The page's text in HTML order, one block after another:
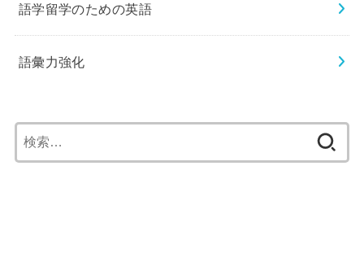
語学留学のための英語
語彙力強化
索: